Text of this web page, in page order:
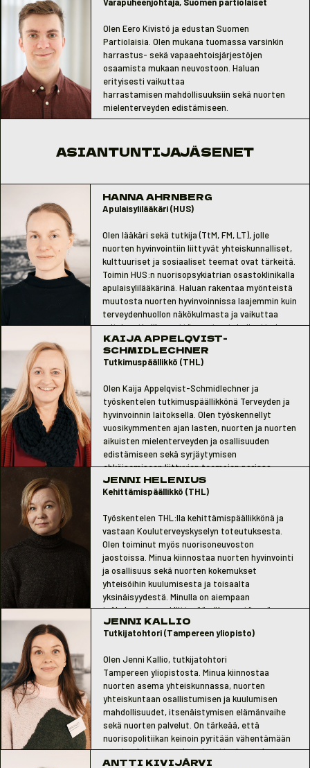
varmistaa, että jokaisen nuoren ääni kuuluu.
hyvinvointiin panostetaan taustasta
riippumatta. Erityisesti nuorten
mielenterveyteen tulee panostaa enemmän ja
yhteiskunnan ylikuormittavia rakenteita on
purettava.
Olen Eero Kivistö ja edustan Suomen
Partiolaisia. Olen mukana tuomassa varsinkin
harrastus- sekä vapaaehtoisjärjestöjen
osaamista mukaan neuvostoon. Haluan
erityisesti vaikuttaa
harrastamisen mahdollisuuksiin sekä nuorten
mielenterveyden edistämiseen.
ASIANTUNTIJAJÄSENET
HANNA AHRNBERG
Apulaisylilääkäri (HUS)
Olen lääkäri sekä tutkija (TtM, FM, LT), jolle
nuorten hyvinvointiin liittyvät yhteiskunnalliset,
kulttuuriset ja sosiaaliset teemat ovat tärkeitä.
Toimin HUS:n nuorisopsykiatrian osastoklinikalla
apulaisylilääkärinä. Haluan rakentaa myönteistä
muutosta nuorten hyvinvoinnissa laajemmin kuin
terveydenhuollon näkökulmasta ja vaikuttaa
erityisesti siihen, että nuorten toimijuutta ja
mielen hyvinvointia vahvistettaisiin eri keinoin,
riippumatta heidän lähtökohdistaan.
KAIJA APPELQVIST-
SCHMIDLECHNER
Tutkimuspäällikkö (THL)
Olen Kaija Appelqvist-Schmidlechner ja
työskentelen tutkimuspäällikkönä Terveyden ja
hyvinvoinnin laitoksella. Olen työskennellyt
vuosikymmenten ajan lasten, nuorten ja nuorten
aikuisten mielenterveyden ja osallisuuden
edistämiseen sekä syrjäytymisen
ehkäisemiseen liittyvien teemojen parissa.
Toimiva ja turvallinen arki, mielen hyvinvoinnin ja
osallisuuden vahvistaminen sekä fyysisen
edistäminen ovat minulle tärkeitä teemoja.
JENNI HELENIUS
Kehittämispäällikkö (THL)
Työskentelen THL:lla kehittämispäällikkönä ja
vastaan Kouluterveyskyselyn toteutuksesta.
Olen toiminut myös nuorisoneuvoston
jaostoissa. Minua kiinnostaa nuorten hyvinvointi
ja osallisuus sekä nuorten kokemukset
yhteisöihin kuulumisesta ja toisaalta
yksinäisyydestä. Minulla on aiempaan
työkokemukseeni liittyvää näkemystä myös
osallisuudesta, nuorisoalan työstä ja
arviointitoiminnasta. Olen
opettajan pedagogisilla opinnoilla.
JENNI KALLIO
Tutkijatohtori (Tampereen yliopisto)
Olen Jenni Kallio, tutkijatohtori
Tampereen yliopistosta. Minua kiinnostaa
nuorten asema yhteiskunnassa, nuorten
yhteiskuntaan osallistumisen ja kuulumisen
mahdollisuudet, itsenäistymisen elämänvaihe
sekä nuorten palvelut. On tärkeää, että
nuorisopolitiikan keinoin pyritään vähentämään
nuorten kokemaa eriarvoisuutta, ja saadaan
aikaan yhteiskunnallisia muutoksia, jotka aidosti
ANTTI KIVIJÄRVI